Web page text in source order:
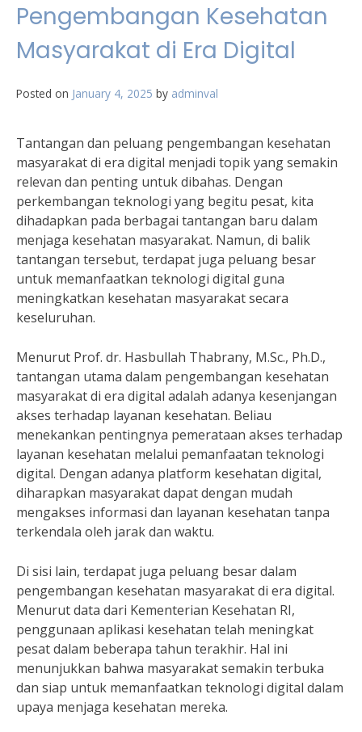
Pengembangan Kesehatan
Masyarakat di Era Digital
Posted on January 4, 2025 by adminval
Tantangan dan peluang pengembangan kesehatan
masyarakat di era digital menjadi topik yang semakin
relevan dan penting untuk dibahas. Dengan
perkembangan teknologi yang begitu pesat, kita
dihadapkan pada berbagai tantangan baru dalam
menjaga kesehatan masyarakat. Namun, di balik
tantangan tersebut, terdapat juga peluang besar
untuk memanfaatkan teknologi digital guna
meningkatkan kesehatan masyarakat secara
keseluruhan.
Menurut Prof. dr. Hasbullah Thabrany, M.Sc., Ph.D.,
tantangan utama dalam pengembangan kesehatan
masyarakat di era digital adalah adanya kesenjangan
akses terhadap layanan kesehatan. Beliau
menekankan pentingnya pemerataan akses terhadap
layanan kesehatan melalui pemanfaatan teknologi
digital. Dengan adanya platform kesehatan digital,
diharapkan masyarakat dapat dengan mudah
mengakses informasi dan layanan kesehatan tanpa
terkendala oleh jarak dan waktu.
Di sisi lain, terdapat juga peluang besar dalam
pengembangan kesehatan masyarakat di era digital.
Menurut data dari Kementerian Kesehatan RI,
penggunaan aplikasi kesehatan telah meningkat
pesat dalam beberapa tahun terakhir. Hal ini
menunjukkan bahwa masyarakat semakin terbuka
dan siap untuk memanfaatkan teknologi digital dalam
upaya menjaga kesehatan mereka.